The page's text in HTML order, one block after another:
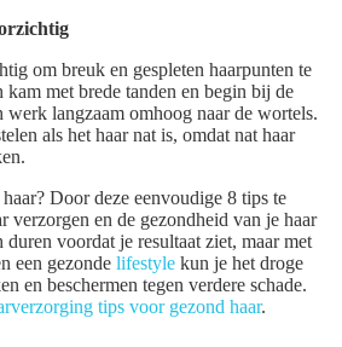
om breuk en gespleten haarpunten te
met brede tanden en begin bij de
werk langzaam omhoog naar de wortels.
als het haar nat is, omdat nat haar
Door deze eenvoudige 8 tips te
verzorgen en de gezondheid van je haar
voordat je resultaat ziet, maar met
een gezonde lifestyle kun je het droge
en beschermen tegen verdere schade.
tips voor gezond haar.